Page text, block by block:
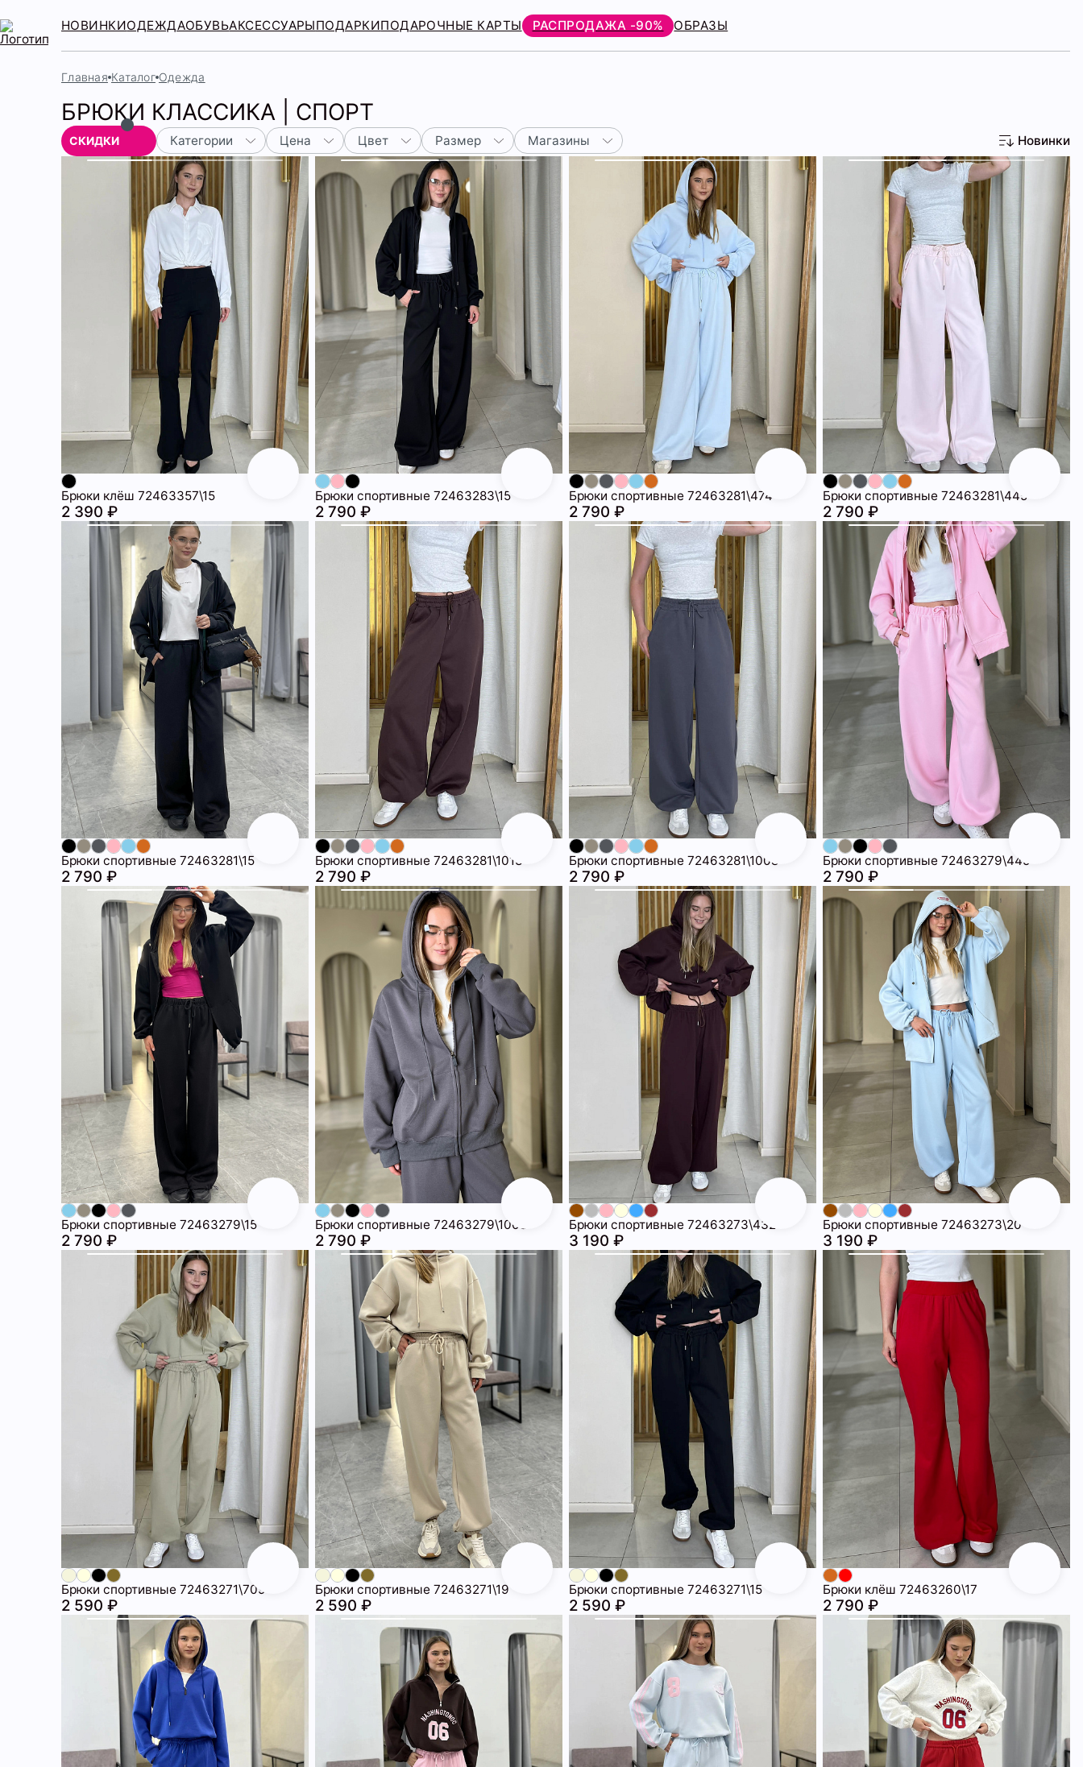
НОВИНКИОДЕЖДАОБУВЬАКСЕССУАРЫПОДАРКИПОДАРОЧНЫЕ КАРТЫ РАСПРОДАЖА -90% ОБРАЗЫ
Главная Каталог Одежда
БРЮКИ КЛАССИКА | СПОРТ
СКИДКИ Категории Цена Цвет Размер Магазины Новинки
Брюки клёш 72463357\15
2 390 ₽
Брюки спортивные 72463283\15
2 790 ₽
Брюки спортивные 72463281\474
2 790 ₽
Брюки спортивные 72463281\445
2 790 ₽
Брюки спортивные 72463281\15
2 790 ₽
Брюки спортивные 72463281\1013
2 790 ₽
Брюки спортивные 72463281\1008
2 790 ₽
Брюки спортивные 72463279\445
2 790 ₽
Брюки спортивные 72463279\15
2 790 ₽
Брюки спортивные 72463279\1008
2 790 ₽
Брюки спортивные 72463273\432
3 190 ₽
Брюки спортивные 72463273\20
3 190 ₽
Брюки спортивные 72463271\709
2 590 ₽
Брюки спортивные 72463271\19
2 590 ₽
Брюки спортивные 72463271\15
2 590 ₽
Брюки клёш 72463260\17
2 790 ₽